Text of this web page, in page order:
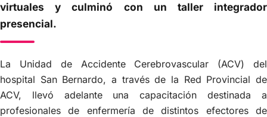
virtuales y culminó con un taller integrador
presencial.
La Unidad de Accidente Cerebrovascular (ACV) del
hospital San Bernardo, a través de la Red Provincial de
ACV, llevó adelante una capacitación destinada a
profesionales de enfermería de distintos efectores de